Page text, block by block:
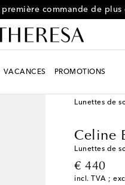
commande de plus
VACANCES PROMOTIONS
Lunettes de
Celine
Lunettes de
€ 440
original
incl. TVA ;